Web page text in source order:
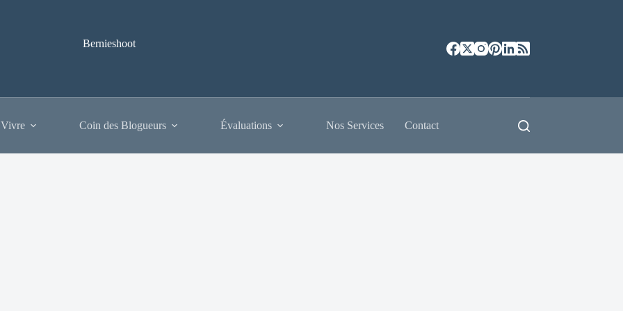
Bernieshoot
Coin des Blogueurs Évaluations Nos Services Contact